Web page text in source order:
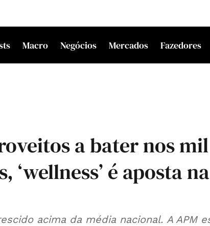
Macro Negócios Mercados Fazedores
a bater nos mil
‘wellness’ é aposta na
da média nacional. A APM está a